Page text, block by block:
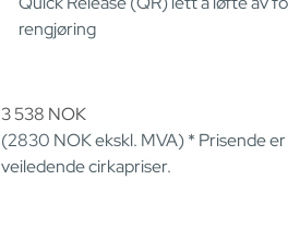
rengjøring
3 538 NOK
(2830 NOKekskl. MVA) * Prisende er
veiledende cirkapriser.